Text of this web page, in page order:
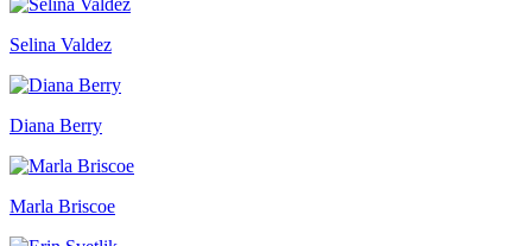
Selina Valdez
Diana Berry
Marla Briscoe